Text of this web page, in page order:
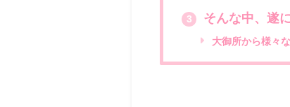
3 そんな中、遂
大御所から様々